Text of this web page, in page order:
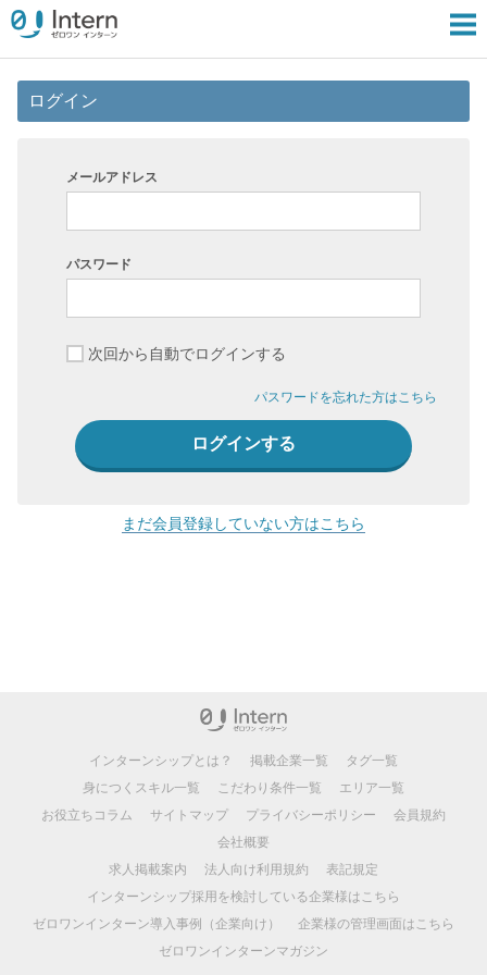
ログイン
メールアドレス
パスワード
次回から自動でログインする
パスワードを忘れた方はこちら
まだ会員登録していない方はこちら
インターンシップとは？ 掲載企業一覧
タグ一覧
身につくスキル一覧
こだわり条件一覧
エリア一覧
お役立ちコラム
サイトマップ プライバシーポリシー
会員規約
会社概要
求人掲載案内
法人向け利用規約
表記規定
インターンシップ採用を検討している企業様はこちら
ゼロワンインターン導入事例（企業向け）
企業様の管理画面はこちら
ゼロワンインターンマガジン